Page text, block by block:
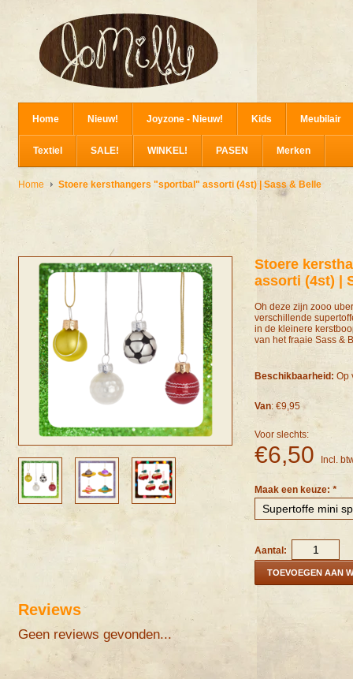
Home Nieuw! Joyzone - Nieuw! Kids Meubilair
Textiel SALE! WINKEL! PASEN Merken
Home Stoere kersthangers "sportbal" assorti (4st) | Sass & Belle
Stoere
assorti (4st) |
Oh deze zijn zooo
verschillende
in de kleinere
van het fraaie Sass &
Beschikbaarheid: Op
Van: €9,95
Voor slechts:
€6,50 Incl.
Maak een keuze: *
Aantal:
TOEVOEGEN AAN
Reviews
Geen reviews gevonden...